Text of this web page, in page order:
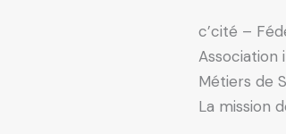
c’cité –
Association
Métiers de
La mission